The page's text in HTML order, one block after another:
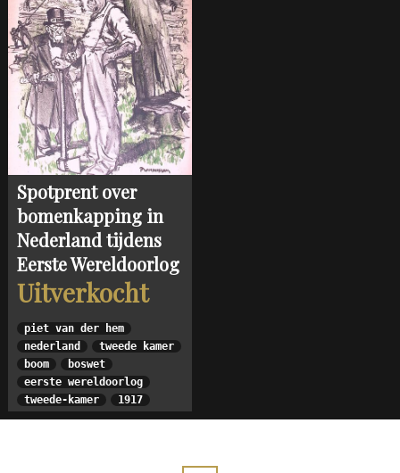
Spotprent over
bomenkapping in
Nederland tijdens
Eerste Wereldoorlog
Uitverkocht
piet van der hem
nederland
tweede kamer
boom
boswet
eerste wereldoorlog
tweede-kamer
1917